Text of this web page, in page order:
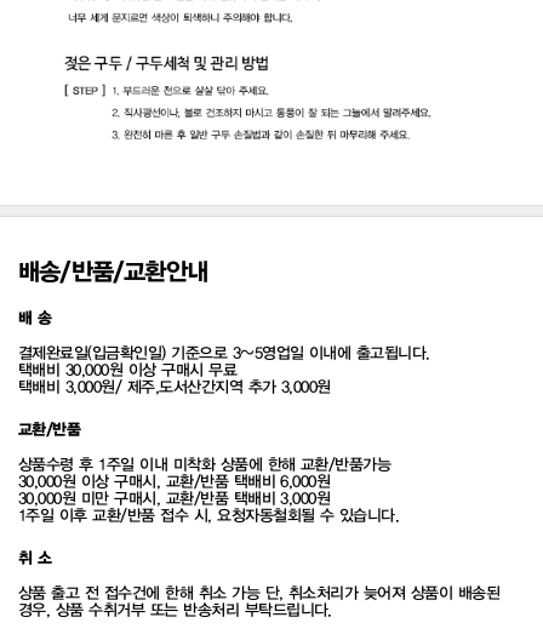
배송/반품/교환안내
배 송
결제완료일(입금확인일) 기준으로 3~5영업일 이내에 출고됩니다.
택배비 30,000원 이상 구매시 무료
택배비 3,000원/ 제주,도서산간지역 추가 3,000원
교환/반품
상품수령 후 1주일 이내 미착화 상품에 한해 교환/반품가능
30,000원 이상 구매시, 교환/반품 택배비 6,000원
30,000원 미만 구매시, 교환/반품 택배비 3,000원
1주일 이후 교환/반품 접수 시, 요청자동철회될 수 있습니다.
취 소
상품 출고 전 접수건에 한해 취소 가능 단, 취소처리가 늦어져 상품이 배송된
경우, 상품 수취거부 또는 반송처리 부탁드립니다.